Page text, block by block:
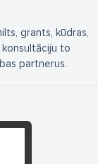
grants, kūdras,
konsultāciju to
partnerus.